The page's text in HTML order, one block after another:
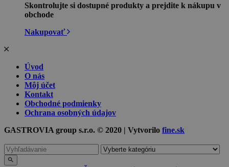
Skontrolujte si dostupné produkty a prejdite k nákupu v
obchode
Nakupovať
Úvod
O nás
Môj účet
Kontakt
Obchodné podmienky
Ochrana osobných údajov
GASTROVIA group s.r.o. © 2020 | Vytvorilo fine.sk
Vyhľadávanie
pre